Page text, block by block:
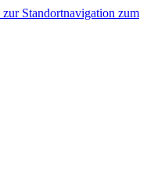
zur Standortnavigation zum